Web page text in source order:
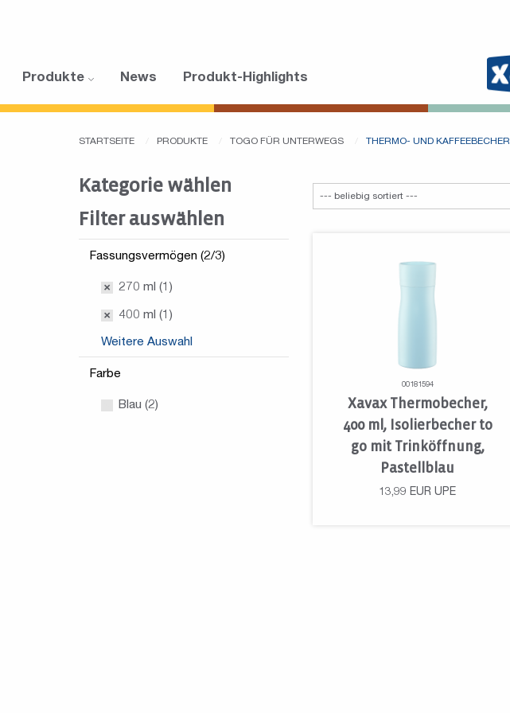
Produkte News Produkt-Highlights
STARTSEITE PRODUKTE TOGO FÜR UNTERWEGS THERMO- UND KAFFEEBECHER
Kategorie wählen
Filter auswählen
Fassungsvermögen (2/3)
270 ml (1)
400 ml (1)
Weitere Auswahl
Farbe
Blau (2)
00181594
Xavax Thermobecher,
400 ml, Isolierbecher to
go mit Trinköffnung,
Pastellblau
13,99 EUR UPE